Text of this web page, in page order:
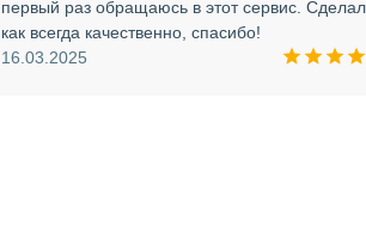
первый раз обращаюсь в этот сервис.
как всегда качественно, спасибо!
16.03.2025